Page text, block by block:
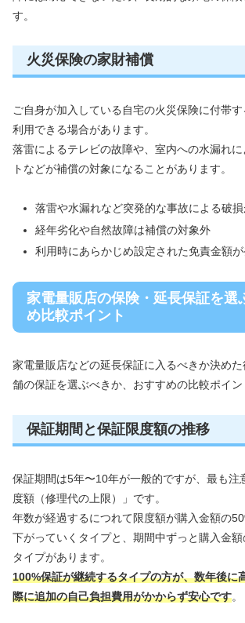
す。
火災保険の家財補償
ご自身が加入している自宅の火災保険に付帯
利用できる場合があります。
落雷によるテレビの故障や、室内への水漏れ
トなどが補償の対象になることがあります。
落雷や水漏れなど突発的な事故による破損
経年劣化や自然故障は補償の対象外
利用時にあらかじめ設定された免責金額が
家電量販店の保険・延長保証を選
め比較ポイント
家電量販店などの延長保証に入るべきか決め
舗の保証を選ぶべきか、おすすめの比較ポイン
保証期間と保証限度額の推移
保証期間は5年〜10年が一般的ですが、最も注
度額（修理代の上限）」です。
年数が経過するにつれて限度額が購入金額の
下がっていくタイプと、期間中ずっと購入金
タイプがあります。
100%保証が継続するタイプの方が、数年後に
際に追加の自己負担費用がかからず安心です。